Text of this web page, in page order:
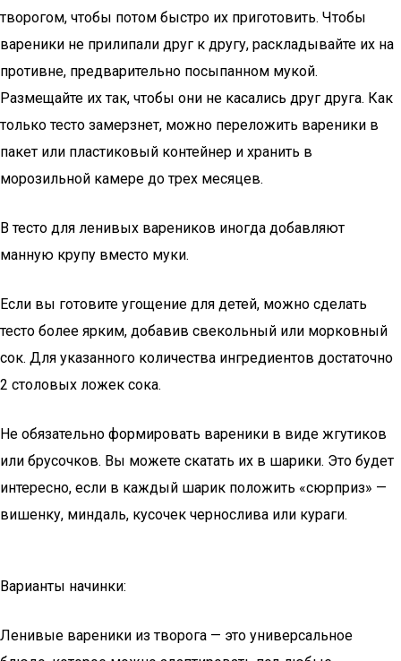
творогом, чтобы потом быстро их приготовить. Чтобы
вареники не прилипали друг к другу, раскладывайте их на
противне, предварительно посыпанном мукой.
Размещайте их так, чтобы они не касались друг друга. Как
только тесто замерзнет, можно переложить вареники в
пакет или пластиковый контейнер и хранить в
морозильной камере до трех месяцев.
В тесто для ленивых вареников иногда добавляют
манную крупу вместо муки.
Если вы готовите угощение для детей, можно сделать
тесто более ярким, добавив свекольный или морковный
сок. Для указанного количества ингредиентов достаточно
2 столовых ложек сока.
Не обязательно формировать вареники в виде жгутиков
или брусочков. Вы можете скатать их в шарики. Это будет
интересно, если в каждый шарик положить «сюрприз» —
вишенку, миндаль, кусочек чернослива или кураги.
Варианты начинки:
Ленивые вареники из творога — это универсальное